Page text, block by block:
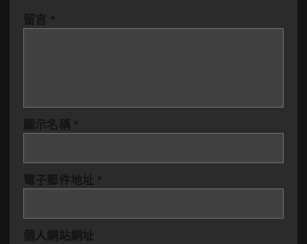
留言 *
顯示名稱 *
電子郵件地址 *
個人網站網址